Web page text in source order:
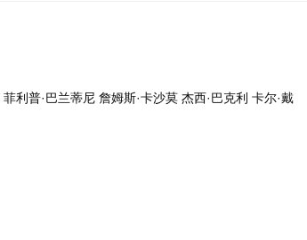
菲利普·巴兰蒂尼 詹姆斯·卡沙莫 杰西·巴克利 卡尔·戴